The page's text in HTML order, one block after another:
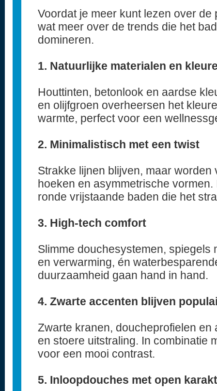
Voordat je meer kunt lezen over
wat meer over de trends die het
domineren.
1. Natuurlijke materialen en
Houttinten, betonlook en aardse
en olijfgroen overheersen het
warmte, perfect voor een
2. Minimalistisch met een twist
Strakke lijnen blijven, maar
hoeken en asymmetrische
ronde vrijstaande baden die het
3. High-tech comfort
Slimme douchesystemen, spiegels
en verwarming, én
duurzaamheid gaan hand in hand.
4. Zwarte accenten blijven
Zwarte kranen, doucheprofielen
en stoere uitstraling. In combinatie
voor een mooi contrast.
5. Inloopdouches met open